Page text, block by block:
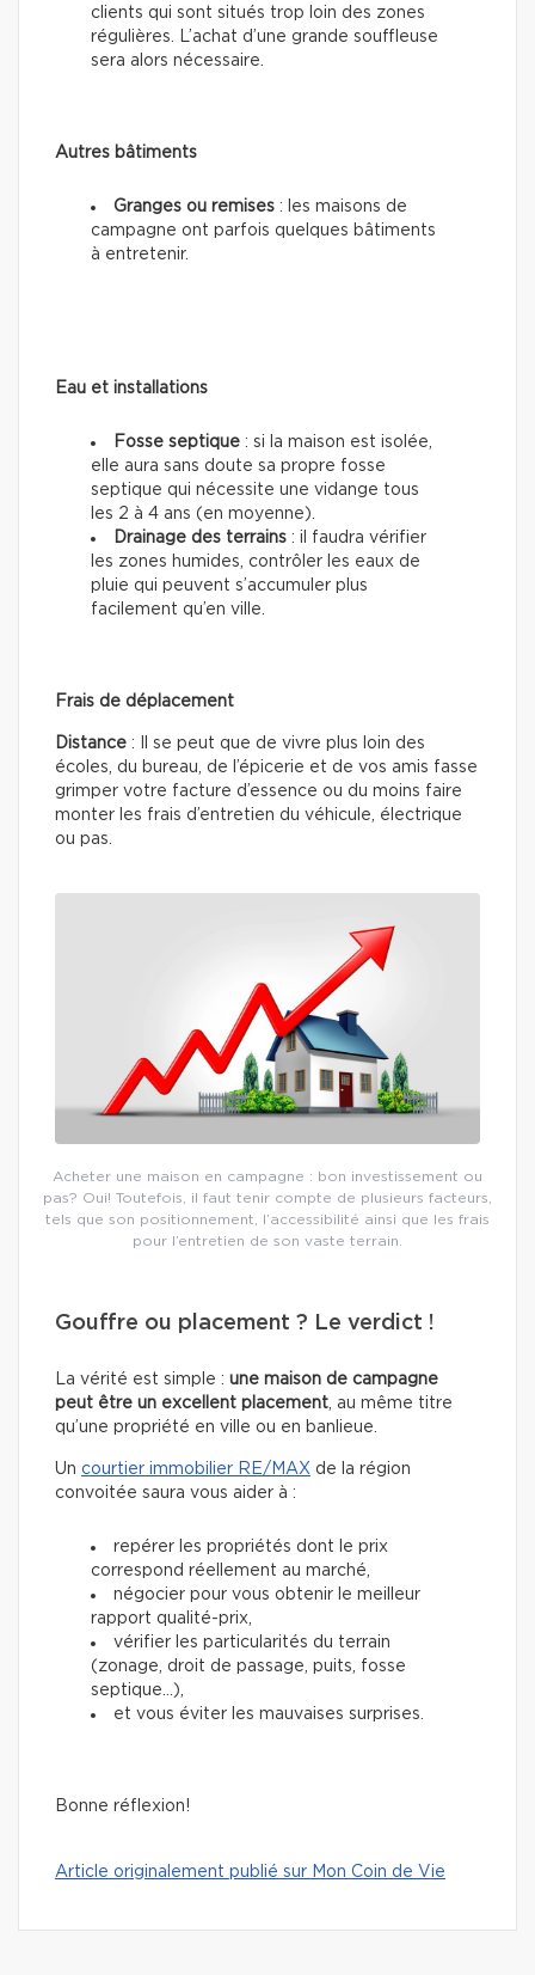
clients qui sont situés trop loin des zones
régulières. L’achat d’une grande souffleuse
sera alors nécessaire.
Autres bâtiments
Granges ou remises : les maisons de
campagne ont parfois quelques bâtiments
à entretenir.
Eau et installations
Fosse septique : si la maison est isolée,
elle aura sans doute sa propre fosse
septique qui nécessite une vidange tous
les 2 à 4 ans (en moyenne).
Drainage des terrains : il faudra vérifier
les zones humides, contrôler les eaux de
pluie qui peuvent s’accumuler plus
facilement qu’en ville.
Frais de déplacement
Distance : Il se peut que de vivre plus loin des
écoles, du bureau, de l’épicerie et de vos amis fasse
grimper votre facture d’essence ou du moins faire
monter les frais d’entretien du véhicule, électrique
ou pas.
Acheter une maison en campagne : bon investissement ou
pas? Oui! Toutefois, il faut tenir compte de plusieurs facteurs,
tels que son positionnement, l’accessibilité ainsi que les frais
pour l’entretien de son vaste terrain.
Gouffre ou placement ? Le verdict !
La vérité est simple : une maison de campagne
peut être un excellent placement, au même titre
qu’une propriété en ville ou en banlieue.
Un courtier immobilier RE/MAX de la région
convoitée saura vous aider à :
repérer les propriétés dont le prix
correspond réellement au marché,
négocier pour vous obtenir le meilleur
rapport qualité-prix,
vérifier les particularités du terrain
(zonage, droit de passage, puits, fosse
septique…),
et vous éviter les mauvaises surprises.
Bonne réflexion!
Article originalement publié sur Mon Coin de Vie